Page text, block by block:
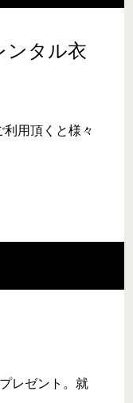
ンタル衣
用頂くと様々
レゼント。就